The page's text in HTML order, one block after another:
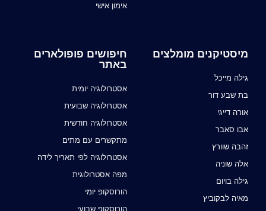
אימון אישי
מיסטיקנים מומלצים
גילה מייכל
בת שבע דור
אורה דייגי
אבו סאבר
זהבה שוורץ
אלה שוניה
גילה בויום
מאיה לבקוביץ
חיפושים פופולארים
באתר
אסטרולוגיה יומית
אסטרולוגיה שבועית
אסטרולוגיה חודשית
מתקשרים עם מתים
אסטרולוגיה לפי תאריך לידה
מפה אסטרולוגית
הורוסקופ יומי
הורוסקופ שבועי